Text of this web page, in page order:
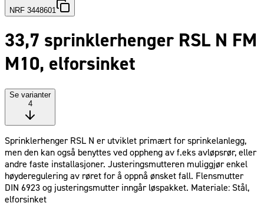
NRF 3448601
33,7 sprinklerhenger RSL N FM
M10, elforsinket
Se varianter
4
Sprinklerhenger RSL N er utviklet primært for sprinkelanlegg,
men den kan også benyttes ved oppheng av f.eks avløpsrør, eller
andre faste installasjoner. Justeringsmutteren muliggjør enkel
høyderegulering av røret for å oppnå ønsket fall. Flensmutter
DIN 6923 og justeringsmutter inngår løspakket. Materiale: Stål,
elforsinket